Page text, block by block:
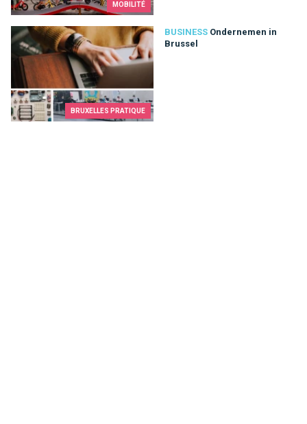
MOBILITÉ
BRUXELLES PRATIQUE
BUSINESS Ondernemen in
Brussel
Ondernemen in Brussel